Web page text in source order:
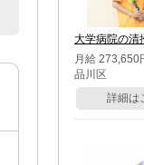
大学病院の清
月給 273,650
品川区
詳細は